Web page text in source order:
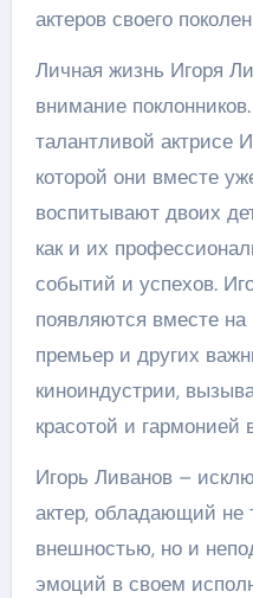
актеров своего
Личная жизнь Игоря
внимание
талантливой актрисе
которой они вместе
воспитывают двоих
как и их
событий и успехов.
появляются вместе на
премьер и других
киноиндустрии,
красотой и гармонией
Игорь Ливанов –
актер, обладающий не
внешностью, но и
эмоций в своем